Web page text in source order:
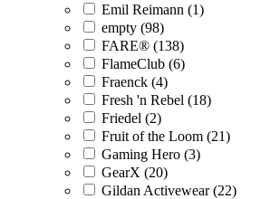
Emil Reimann (1)
empty (98)
FARE® (138)
FlameClub (6)
Fraenck (4)
Fresh 'n Rebel (18)
Friedel (2)
Fruit of the Loom (21)
Gaming Hero (3)
GearX (20)
Gildan Activewear (22)